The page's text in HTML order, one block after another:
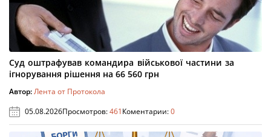
Суд оштрафував командира військової частини за
ігнорування рішення на 66 560 грн
Автор:Лента от Протокола
05.08.2026Просмотров:461Коментарии:0